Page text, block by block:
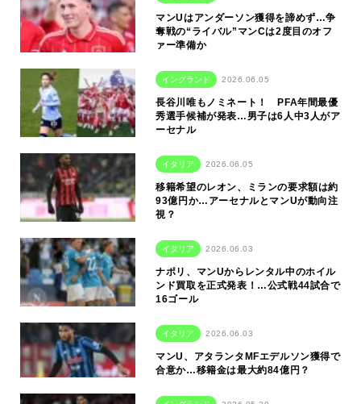
マンUはアンダーソン獲得を諦めず…争
奪戦の“ライバル”マンCは2度目のオフ
ァー準備か
イングランド 2026.06.05
長谷川唯もノミネート！ PFA年間最優
秀選手候補が発表…男子は6人中3人がア
ーセナル
イタリア 2026.06.05
移籍希望のレオン、ミランの要求額は約
93億円か…アーセナルとマンUが動向注
視？
イタリア 2026.06.03
ナポリ、マンUからレンタル中のホイル
ンド買取を正式発表！…公式戦44試合で
16ゴール
イタリア 2026.06.03
マンU、アタランタMFエデルソン獲得で
合意か…移籍金は最大約84億円？